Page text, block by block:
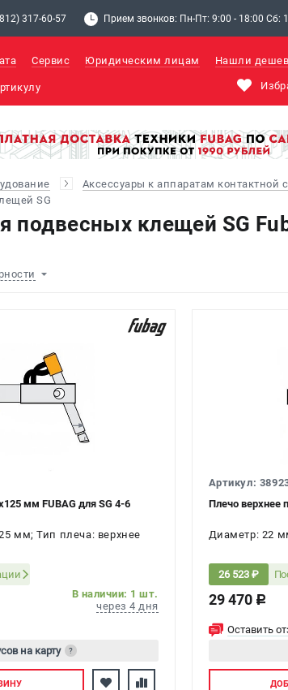
317-60-57 Прием звонков: Пн-Пт: 9:00 - 18:00 Сб:
Сервис Юридическим лицам Нашли
Аксессуары к аппаратам контактной
SG
подвесных клещей SG
мм FUBAG для SG 4-6
мм; Тип плеча: верхнее
В наличии: 1 шт.
через 4 дня
на карту
?
Артикул:
Плечо верхнее
Диаметр: 22
26 523 ₽
29 470 c
Оставить